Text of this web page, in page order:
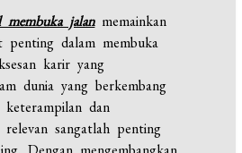
membuka jalanmemainkan
penting dalam membuka
karir yang
dunia yang berkembang
dan
relevan sangatlah penting